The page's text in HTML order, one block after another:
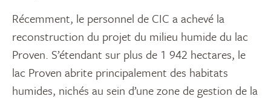
Récemment, le personnel de CIC a achevé la
reconstruction du projet du milieu humide du lac
Proven. S’étendant sur plus de 1 942 hectares, le
lac Proven abrite principalement des habitats
humides, nichés au sein d’une zone de gestion de la